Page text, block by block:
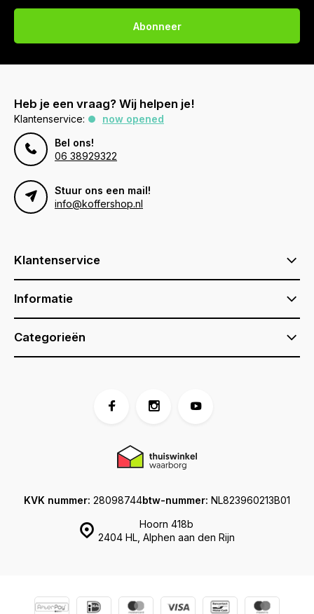
Abonneer
Heb je een vraag? Wij helpen je!
Klantenservice:
now opened
Bel ons!
06 38929322
Stuur ons een mail!
info@koffershop.nl
Klantenservice
Informatie
Categorieën
Hoorn 418b
2404 HL, Alphen aan den Rijn
KVK nummer: 28098744btw-nummer: NL823960213B01